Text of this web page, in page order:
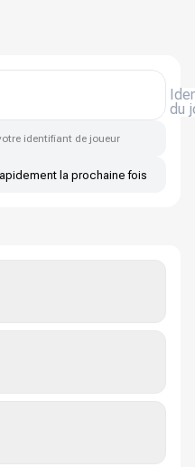
Play et l'App Store
du
identifiant de joueur
la prochaine fois